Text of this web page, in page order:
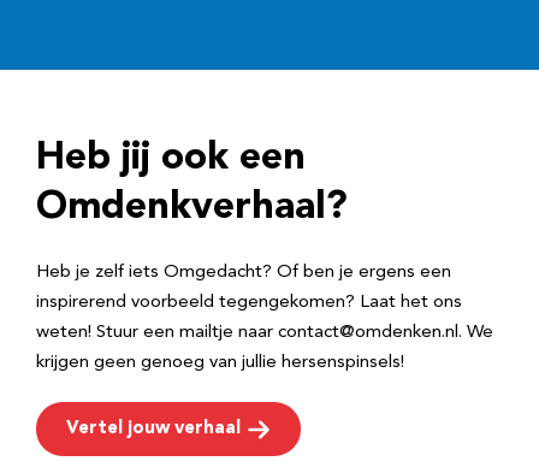
r
e
Heb jij ook een
Omdenkverhaal?
Heb je zelf iets Omgedacht? Of ben je ergens een
inspirerend voorbeeld tegengekomen? Laat het ons
weten! Stuur een mailtje naar contact@omdenken.nl. We
krijgen geen genoeg van jullie hersenspinsels!
Vertel jouw verhaal